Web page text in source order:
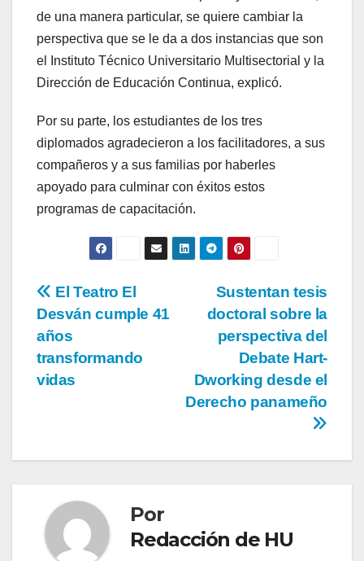
de una manera particular, se quiere cambiar la
perspectiva que se le da a dos instancias que son
el Instituto Técnico Universitario Multisectorial y la
Dirección de Educación Continua, explicó.
Por su parte, los estudiantes de los tres
diplomados agradecieron a los facilitadores, a sus
compañeros y a sus familias por haberles
apoyado para culminar con éxitos estos
programas de capacitación.
Sustentan tesis
doctoral sobre la
perspectiva del
Debate Hart-
Dworking desde el
Derecho panameño
El Teatro El
Desván cumple 41
años
transformando
vidas
Por
Redacción de HU